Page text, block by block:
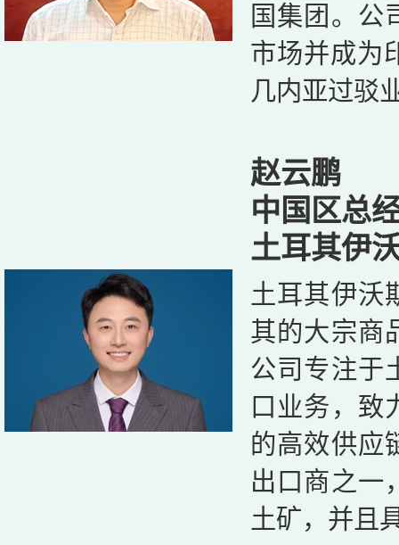
国集团。公
市场并成为
几内亚过驳
赵云鹏
中国区总
土耳其伊
土耳其伊沃
其的大宗商
公司专注于
口业务，致
的高效供应
出口商之一
土矿，并且